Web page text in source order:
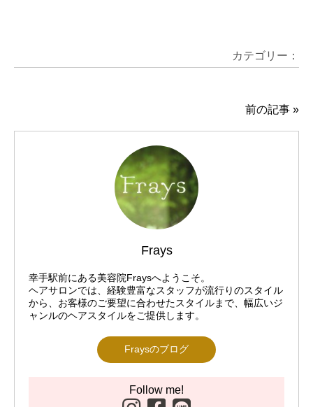
カテゴリー：
前の記事 »
Frays
幸手駅前にある美容院Fraysへようこそ。
ヘアサロンでは、経験豊富なスタッフが流行りのスタイル
から、お客様のご要望に合わせたスタイルまで、幅広いジ
ャンルのヘアスタイルをご提供します。
Fraysのブログ
Follow me!